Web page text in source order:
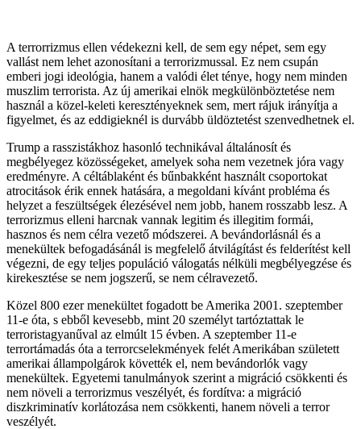
A terrorrizmus ellen védekezni kell, de sem egy népet, sem egy
vallást nem lehet azonosítani a terrorizmussal. Ez nem csupán
emberi jogi ideológia, hanem a valódi élet ténye, hogy nem minden
muszlim terrorista. Az új amerikai elnök megkülönböztetése nem
használ a közel-keleti keresztényeknek sem, mert rájuk irányítja a
figyelmet, és az eddigieknél is durvább üldöztetést szenvedhetnek el.
Trump a rasszistákhoz hasonló technikával általánosít és
megbélyegez közösségeket, amelyek soha nem vezetnek jóra vagy
eredményre. A céltáblaként és bűnbakként használt csoportokat
atrocitások érik ennek hatására, a megoldani kívánt probléma és
helyzet a feszültségek élezésével nem jobb, hanem rosszabb lesz. A
terrorizmus elleni harcnak vannak legitim és illegitim formái,
hasznos és nem célra vezető módszerei. A bevándorlásnál és a
menekültek befogadásánál is megfelelő átvilágítást és felderítést kell
végezni, de egy teljes populáció válogatás nélküli megbélyegzése és
kirekesztése se nem jogszerű, se nem célravezető.
Közel 800 ezer menekültet fogadott be Amerika 2001. szeptember
11-e óta, s ebből kevesebb, mint 20 személyt tartóztattak le
terroristagyanűval az elmúlt 15 évben. A szeptember 11-e
terrortámadás óta a terrorcselekmények felét Amerikában született
amerikai állampolgárok követték el, nem bevándorlók vagy
menekültek. Egyetemi tanulmányok szerint a migráció csökkenti és
nem növeli a terrorizmus veszélyét, és fordítva: a migráció
diszkriminatív korlátozása nem csökkenti, hanem növeli a terror
veszélyét.